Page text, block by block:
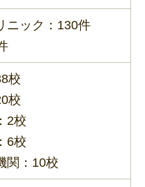
ニック：130件
校
校
2校
6校
関：10校